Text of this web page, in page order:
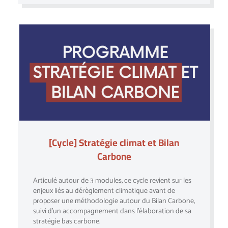
[Cycle] Stratégie climat et Bilan
Carbone
Articulé autour de 3 modules, ce cycle revient sur les
enjeux liés au dérèglement climatique avant de
proposer une méthodologie autour du Bilan Carbone,
suivi d’un accompagnement dans l’élaboration de sa
stratégie bas carbone.